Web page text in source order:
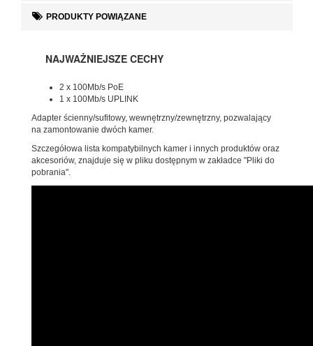
PRODUKTY POWIĄZANE
NAJWAŻNIEJSZE CECHY
2 x 100Mb/s PoE
1 x 100Mb/s UPLINK
Adapter ścienny/sufitowy, wewnętrzny/zewnętrzny, pozwalający
na zamontowanie dwóch kamer.
Szczegółowa lista kompatybilnych kamer i innych produktów oraz
akcesoriów, znajduje się w pliku dostępnym w zakładce "Pliki do
pobrania".